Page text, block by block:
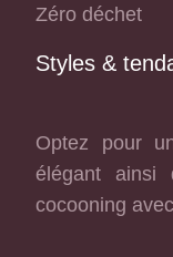
Zéro déchet
Styles &
Optez pour
élégant ainsi
cocooning